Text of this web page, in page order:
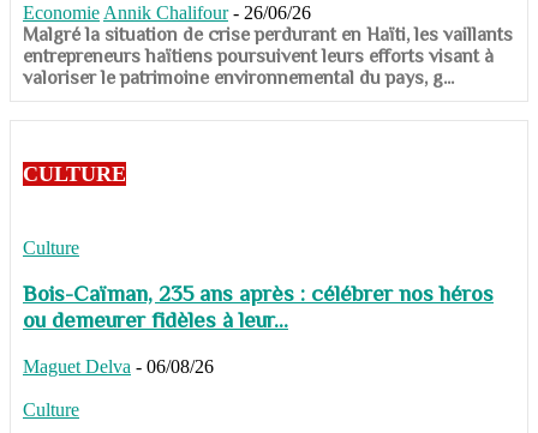
Economie Annik Chalifour - 26/06/26
​​​​​​​Malgré la situation de crise perdurant en Haïti, les vaillants
entrepreneurs haïtiens poursuivent leurs efforts visant à
valoriser le patrimoine environnemental du pays, g...
CULTURE
Culture
Bois-Caïman, 235 ans après : célébrer nos héros
ou demeurer fidèles à leur...
Maguet Delva - 06/08/26
Culture